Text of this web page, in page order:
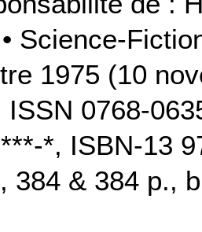
Science-
1975 (10
ISSN 0768-
*, ISBN-13
384 & 384 p.,